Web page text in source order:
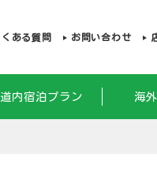
くある質問 お問い合わせ
道内宿泊プラン 海